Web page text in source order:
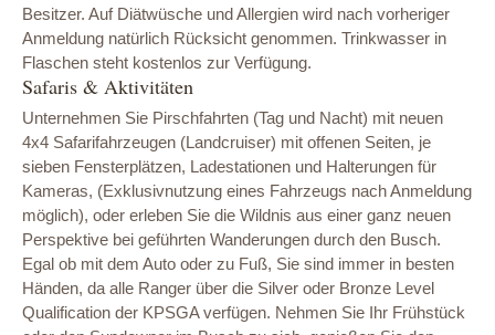
Besitzer. Auf Diätwüsche und Allergien wird nach vorheriger
Anmeldung natürlich Rücksicht genommen. Trinkwasser in
Flaschen steht kostenlos zur Verfügung.
Safaris & Aktivitäten
Unternehmen Sie Pirschfahrten (Tag und Nacht) mit neuen
4x4 Safarifahrzeugen (Landcruiser) mit offenen Seiten, je
sieben Fensterplätzen, Ladestationen und Halterungen für
Kameras, (Exklusivnutzung eines Fahrzeugs nach Anmeldung
möglich), oder erleben Sie die Wildnis aus einer ganz neuen
Perspektive bei geführten Wanderungen durch den Busch.
Egal ob mit dem Auto oder zu Fuß, Sie sind immer in besten
Händen, da alle Ranger über die Silver oder Bronze Level
Qualification der KPSGA verfügen. Nehmen Sie Ihr Frühstück